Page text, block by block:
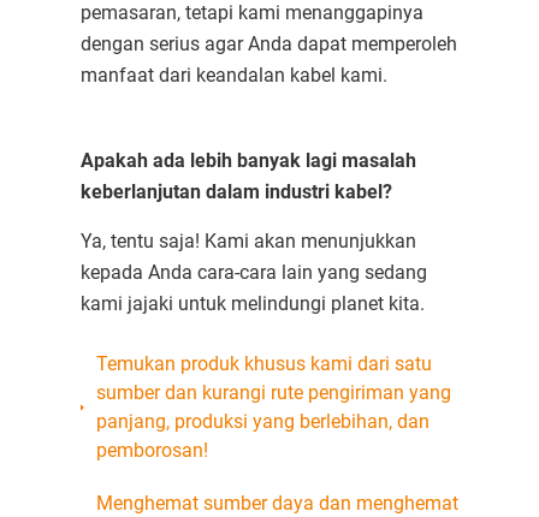
pemasaran, tetapi kami menanggapinya
dengan serius agar Anda dapat memperoleh
manfaat dari keandalan kabel kami.
Apakah ada lebih banyak lagi masalah
keberlanjutan dalam industri kabel?
Ya, tentu saja! Kami akan menunjukkan
kepada Anda cara-cara lain yang sedang
kami jajaki untuk melindungi planet kita.
Temukan produk khusus kami dari satu
sumber dan kurangi rute pengiriman yang
panjang, produksi yang berlebihan, dan
pemborosan!
Menghemat sumber daya dan menghemat